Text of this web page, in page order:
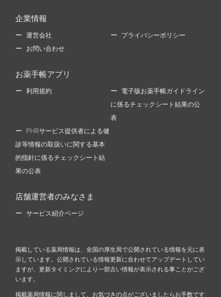
企業情報
運営会社 プライバシーポリシー
お問い合わせ
お薬手帳アプリ
利用規約 電子版お薬手帳ガイドライン
に係るチェックシート結果の公
表
PHRサービス提供者による健
診等情報の取扱いに関する基本
的指針に係るチェックシート結
果の公表
店舗運営者のみなさま
サービス紹介ページ
掲載している薬局情報は、全国の厚生局で公開されている情報を元に表
示しています。公開されている情報更新に合わせてアップデートしてい
ますが、更新タイミングにより一部古い情報が表示される事ことがござ
います。
掲載薬局情報に関しまして、お気づきの点がございましたらお手数です